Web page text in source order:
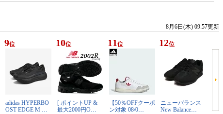
8月6日(木) 09:57更新
9位
adidas HYPERBO
OST EDGE M …
10位
[ ポイントUP &
最大2000円O…
11 位
【50％OFFクーポ
ン対象 08/0…
12位
ニューバランス
New Balance…